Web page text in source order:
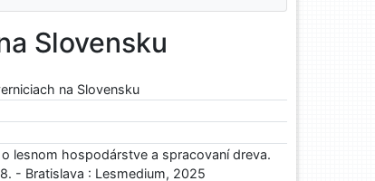
Slovensku
na Slovensku
lesnom hospodárstve a spracovaní dreva.
- Bratislava : Lesmedium, 2025